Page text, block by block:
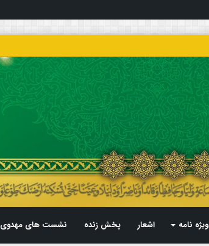
ویژه نامه اشعار پخش زنده نشست های مهدوی